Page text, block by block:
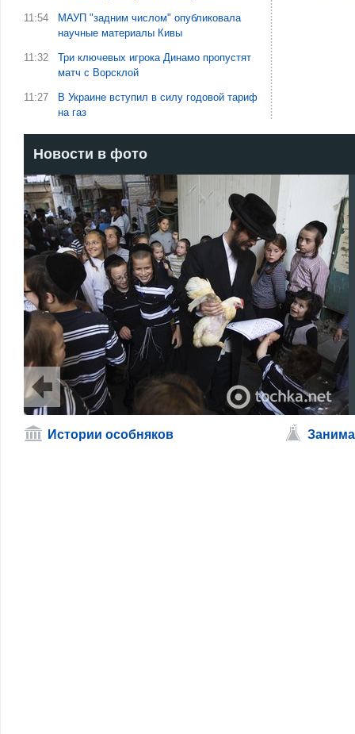
11:54
МАУП "задним числом" опубликовала
научные материалы Кивы
11:32
Три ключевых игрока Динамо пропустят
матч с Ворсклой
11:27
В Украине вступил в силу годовой тариф
на газ
Новости в фото
Истории особняков